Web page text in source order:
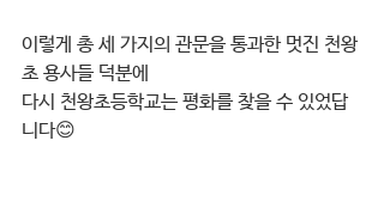
이렇게 총 세 가지의 관문을 통과한 멋진 천왕
초 용사들 덕분에
다시 천왕초등학교는 평화를 찾을 수 있었답
니다😊